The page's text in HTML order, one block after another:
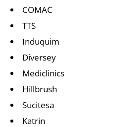
COMAC
TTS
Induquim
Diversey
Mediclinics
Hillbrush
Sucitesa
Katrin